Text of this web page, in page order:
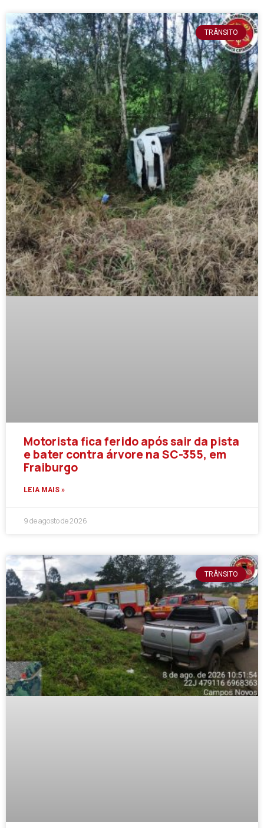
TRÂNSITO
Motorista fica ferido após sair da pista
e bater contra árvore na SC-355, em
Fraiburgo
LEIA MAIS »
9 de agosto de 2026
TRÂNSITO